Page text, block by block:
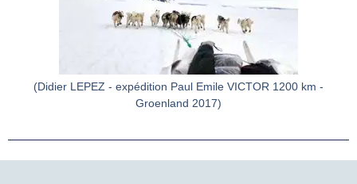
(Didier LEPEZ - expédition Paul Emile VICTOR 1200 km -
Groenland 2017)